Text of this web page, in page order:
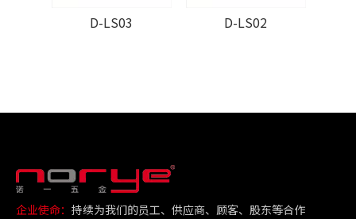
D-LS03 D-LS02
企业使命： 持续为我们的员工、供应商、顾客、股东等合作